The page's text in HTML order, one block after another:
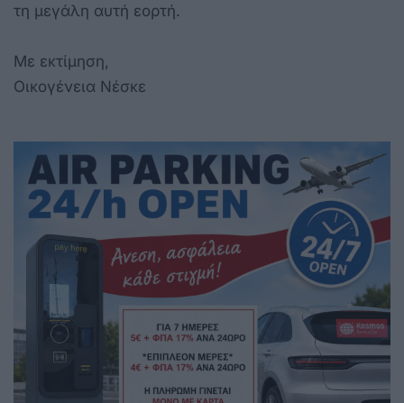
τη μεγάλη αυτή εορτή.
Με εκτίμηση,
Οικογένεια Νέσκε